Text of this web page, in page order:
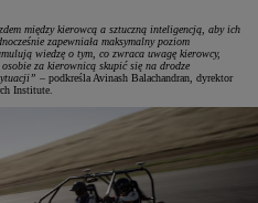
między kierowcą a sztuczną inteligencją, aby ich
zapewniała maksymalny poziom
wiedzę o tym, co zwraca uwagę kierowcy,
za kierownicą skupić się na drodze
– podkreśla Avinash Balachandran, dyrektor
Institute.